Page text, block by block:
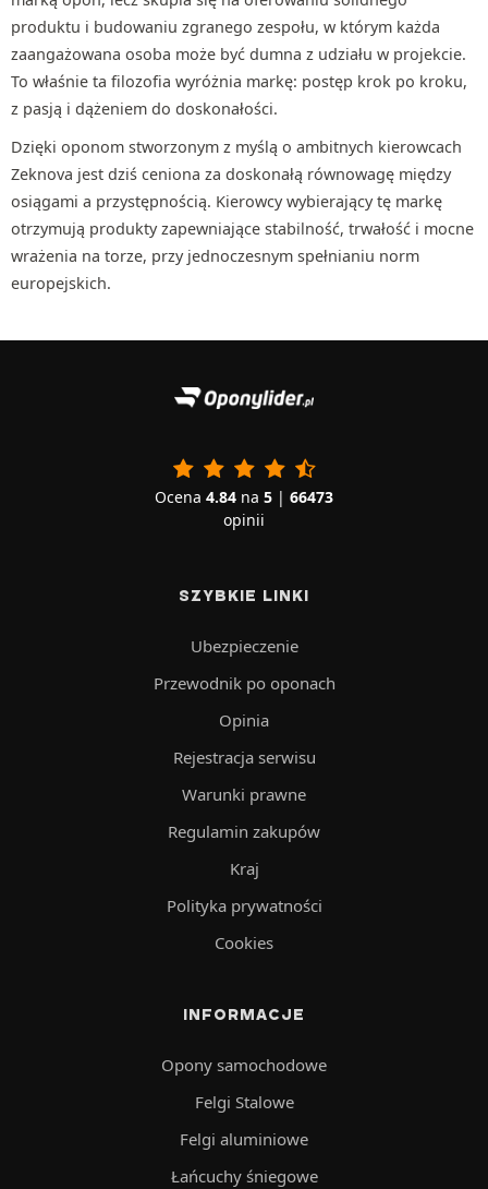
produktu i budowaniu zgranego zespołu, w którym każda
zaangażowana osoba może być dumna z udziału w projekcie.
To właśnie ta filozofia wyróżnia markę: postęp krok po kroku,
z pasją i dążeniem do doskonałości.
Dzięki oponom stworzonym z myślą o ambitnych kierowcach
Zeknova jest dziś ceniona za doskonałą równowagę między
osiągami a przystępnością. Kierowcy wybierający tę markę
otrzymują produkty zapewniające stabilność, trwałość i mocne
wrażenia na torze, przy jednoczesnym spełnianiu norm
europejskich.
Ocena 4.84 na 5 | 66473
opinii
SZYBKIE LINKI
Ubezpieczenie
Przewodnik po oponach
Opinia
Rejestracja serwisu
Warunki prawne
Regulamin zakupów
Kraj
Polityka prywatności
Cookies
INFORMACJE
Opony samochodowe
Felgi Stalowe
Felgi aluminiowe
Łańcuchy śniegowe